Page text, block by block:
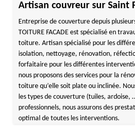
Artisan couvreur sur Saint
Entreprise de couverture depuis
TOITURE FACADE est spécialisé en
toiture. Artisan spécialisé pour les
isolation, nettoyage, rénovation,
forfaitaire pour les différentes
nous proposons des services pour la
toiture qu’elle soit plate ou inclinée.
les types de couverture (tuiles, ardoise,
professionnels, nous assurons des
optimal de toutes les interventions.